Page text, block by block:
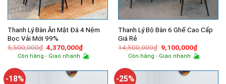
Thanh Lý Bàn Ăn Mặt Đá 4 Nệm
Bọc Vải Mới 99%
5,500,000₫ Giá
gốc
là:
4,370,000₫Giá
hiện
tại
4,370,000₫.
Còn hàng - Giao nhanh
Thanh Lý Bộ Bàn 6 Ghế Cao Cấp
Giá Rẻ
14,500,000₫ Giá
gốc
là:
9,100,000₫Giá
hiện
tại
Còn hàng - Giao nhanh
-18% -25%